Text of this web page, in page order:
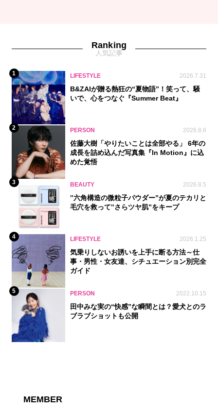
Ranking
人気記事
1 LIFESTYLE 2026.7.31
B&ZAIが贈る熱狂の“夏物語”！笑って、騒
いで、心をつなぐ『Summer Beat』
2 PERSON 2026.8.6
佐藤大樹「やりたいことは全部やる」 6年の
成長を詰め込んだ写真集『In Motion』に込
めた覚悟
3 BEAUTY 2026.8.5
‟六角構造の微粒子パウダー”が夏のテカリと
毛穴を救って‟さらツヤ肌”をキープ
4 LIFESTYLE 2026.1.25
気乗りしないお誘いを上手に断る方法～仕
事・男性・女友達、シチュエーション別完全
ガイド
5 PERSON 2022.10.15
田中みな実の“快感”な瞬間とは？愛犬とのラ
ブラブショットも公開
MEMBER